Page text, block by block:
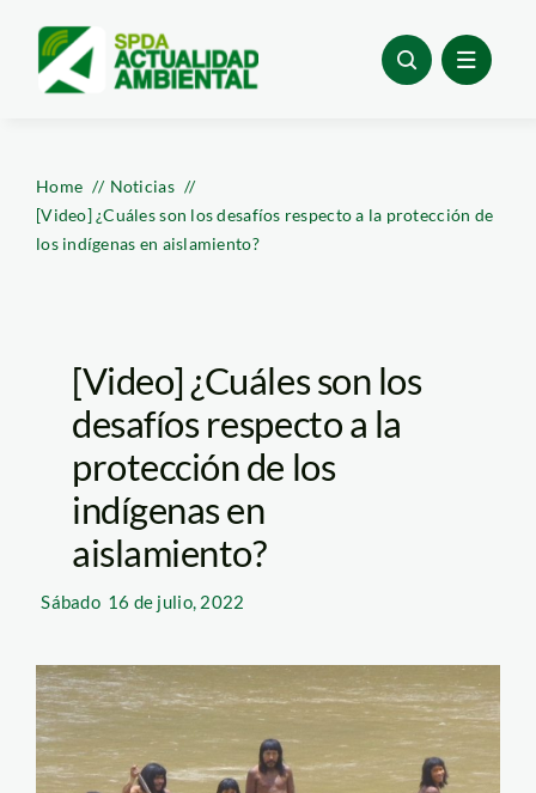
content
Home
Noticias
[Video] ¿Cuáles son los desafíos respecto a la protección de
los indígenas en aislamiento?
[Video] ¿Cuáles son los
desafíos respecto a la
protección de los
indígenas en
aislamiento?
Sábado 16 de julio, 2022